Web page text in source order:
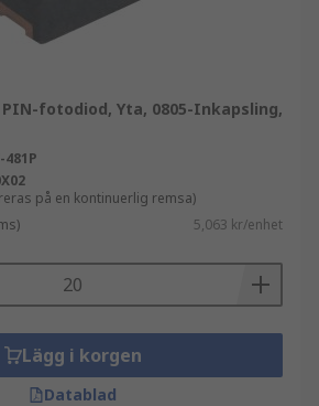
PIN-fotodiod, Yta, 0805-Inkapsling,
481P
på en kontinuerlig remsa)
5,063 kr/enhet
Lägg i korgen
Datablad